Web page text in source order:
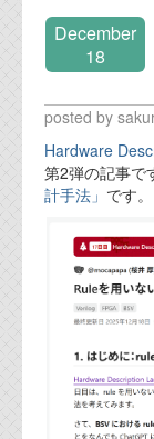
December
18
posted by
Hardware
第2弾の記事で
計手法」 です。